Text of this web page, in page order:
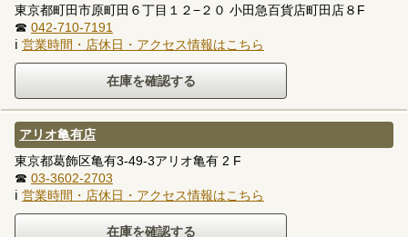
東京都町田市原町田６丁目１２−２０ 小田急百貨店町田店８F
☎ 042-710-7191
ℹ 営業時間・店休日・アクセス情報はこちら
アリオ亀有店
東京都葛飾区亀有3-49-3アリオ亀有 2 F
☎ 03-3602-2703
ℹ 営業時間・店休日・アクセス情報はこちら